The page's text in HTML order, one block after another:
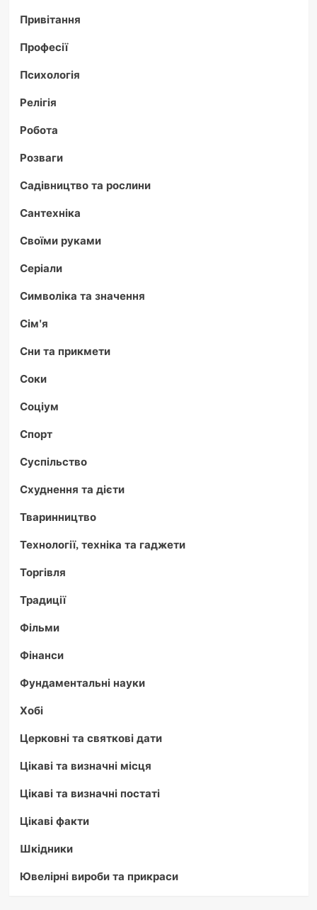
Привітання
Професії
Психологія
Релігія
Робота
Розваги
Садівництво та рослини
Сантехніка
Своїми руками
Серіали
Символіка та значення
Сім'я
Сни та прикмети
Соки
Соціум
Спорт
Суспільство
Схуднення та дієти
Тваринництво
Технології, техніка та гаджети
Торгівля
Традиції
Фільми
Фінанси
Фундаментальні науки
Хобі
Церковні та святкові дати
Цікаві та визначні місця
Цікаві та визначні постаті
Цікаві факти
Шкідники
Ювелірні вироби та прикраси